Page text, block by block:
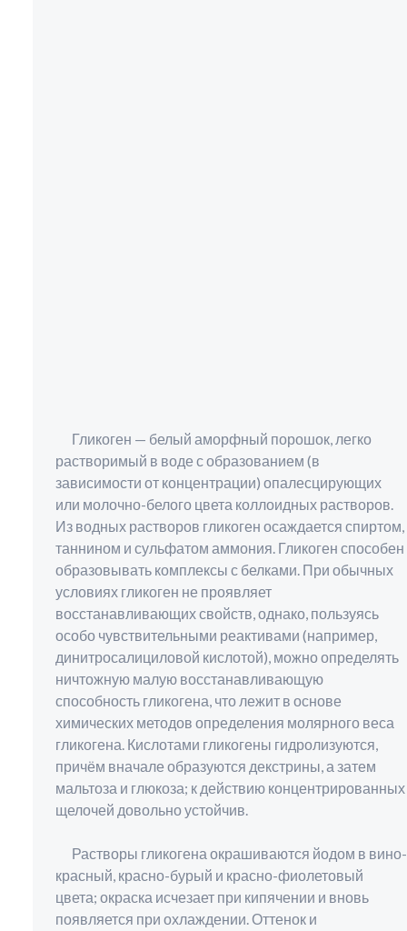
Гликоген — белый аморфный порошок, легко
растворимый в воде с образованием (в
зависимости от концентрации) опалесцирующих
или молочно-белого цвета коллоидных растворов.
Из водных растворов гликоген осаждается спиртом,
таннином и сульфатом аммония. Гликоген способен
образовывать комплексы с белками. При обычных
условиях гликоген не проявляет
восстанавливающих свойств, однако, пользуясь
особо чувствительными реактивами (например,
динитросалициловой кислотой), можно определять
ничтожную малую восстанавливающую
способность гликогена, что лежит в основе
химических методов определения молярного веса
гликогена. Кислотами гликогены гидролизуются,
причём вначале образуются декстрины, а затем
мальтоза и глюкоза; к действию концентрированных
щелочей довольно устойчив.
Растворы гликогена окрашиваются йодом в вино-
красный, красно-бурый и красно-фиолетовый
цвета; окраска исчезает при кипячении и вновь
появляется при охлаждении. Оттенок и